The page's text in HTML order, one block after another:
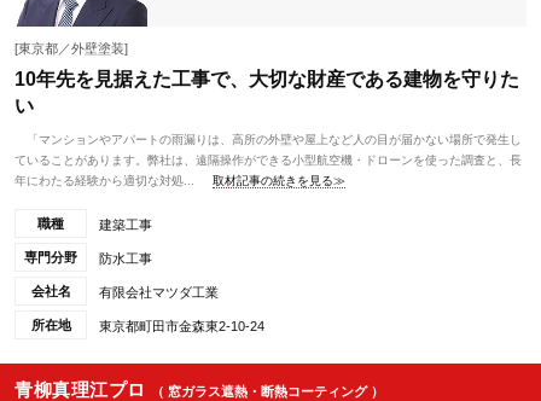
[東京都／外壁塗装]
10年先を見据えた工事で、大切な財産である建物を守りた
い
「マンションやアパートの雨漏りは、高所の外壁や屋上など人の目が届かない場所で発生し
ていることがあります。弊社は、遠隔操作ができる小型航空機・ドローンを使った調査と、長
年にわたる経験から適切な対処...
取材記事の続きを見る≫
職種 建築工事
専門分野 防水工事
会社名 有限会社マツダ工業
所在地 東京都町田市金森東2-10-24
青柳真理江プロ
（ 窓ガラス遮熱・断熱コーティング ）